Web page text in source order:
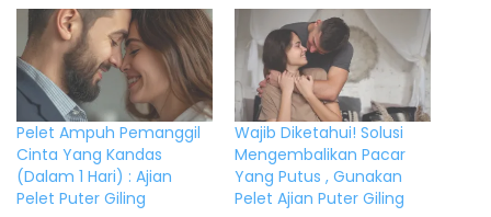
Pelet Ampuh Pemanggil
Cinta Yang Kandas
(Dalam 1 Hari) : Ajian
Pelet Puter Giling
Wajib Diketahui! Solusi
Mengembalikan Pacar
Yang Putus , Gunakan
Pelet Ajian Puter Giling